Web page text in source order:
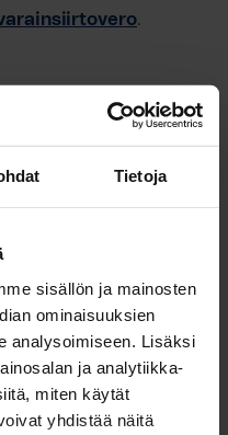
Tietoja
sisällön ja mainosten
ominaisuuksien
analysoimiseen. Lisäksi
ja analytiikka-
miten käytät
yhdistää näitä
.
maksaa kahdella
yhtiövastiketta
Monesti lainaosuus
kerralla pois
jolloin
jää vain